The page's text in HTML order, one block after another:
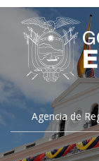
Agencia de